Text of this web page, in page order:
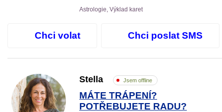
Astrologie, Výklad karet
Chci volat Chci poslat SMS
Stella Jsem offline
MÁTE TRÁPENÍ?
POTŘEBUJETE RADU?